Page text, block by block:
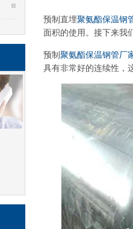
预制直埋聚氨酯保温钢
面积的使用。接下来我
预制聚氨酯保温钢管厂
具有非常好的连续性，